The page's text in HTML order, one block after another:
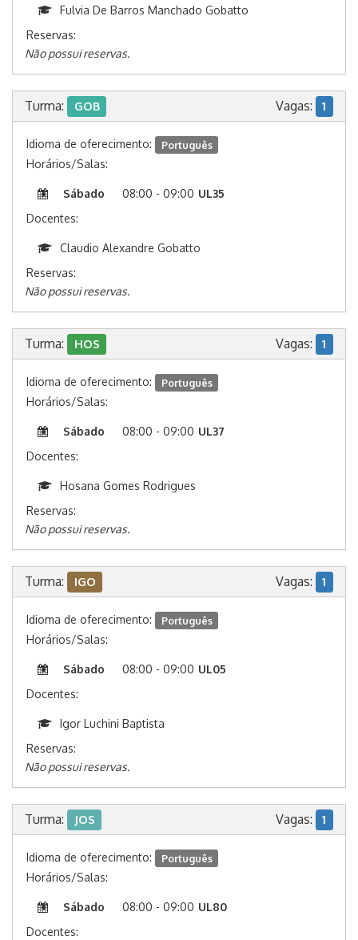
Fulvia De Barros Manchado Gobatto
Reservas:
Não possui reservas.
Turma: GOB Vagas: 1
Idioma de oferecimento: Português
Horários/Salas:
Sábado 08:00 - 09:00 UL35
Docentes:
Claudio Alexandre Gobatto
Reservas:
Não possui reservas.
Turma: HOS Vagas: 1
Idioma de oferecimento: Português
Horários/Salas:
Sábado 08:00 - 09:00 UL37
Docentes:
Hosana Gomes Rodrigues
Reservas:
Não possui reservas.
Turma: IGO Vagas: 1
Idioma de oferecimento: Português
Horários/Salas:
Sábado 08:00 - 09:00 UL05
Docentes:
Igor Luchini Baptista
Reservas:
Não possui reservas.
Turma: JOS Vagas: 1
Idioma de oferecimento: Português
Horários/Salas:
Sábado 08:00 - 09:00 UL80
Docentes: